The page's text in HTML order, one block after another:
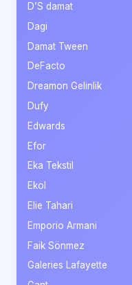
D’S damat
Dagi
Damat Tween
DeFacto
Dreamon Gelinlik
Dufy
Edwards
Efor
Eka Tekstil
Ekol
Elie Tahari
Emporio Armani
Faik Sönmez
Galeries Lafayette